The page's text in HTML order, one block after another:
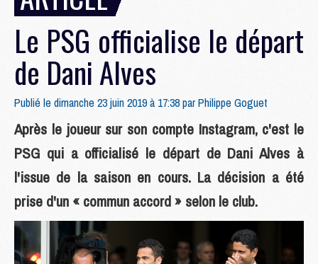
Le PSG officialise le départ
de Dani Alves
Publié le dimanche 23 juin 2019 à 17:38 parPhilippe Goguet
Après le joueur sur son compte Instagram, c'est le
PSG qui a officialisé le départ de Dani Alves à
l'issue de la saison en cours. La décision a été
prise d'un « commun accord » selon le club.